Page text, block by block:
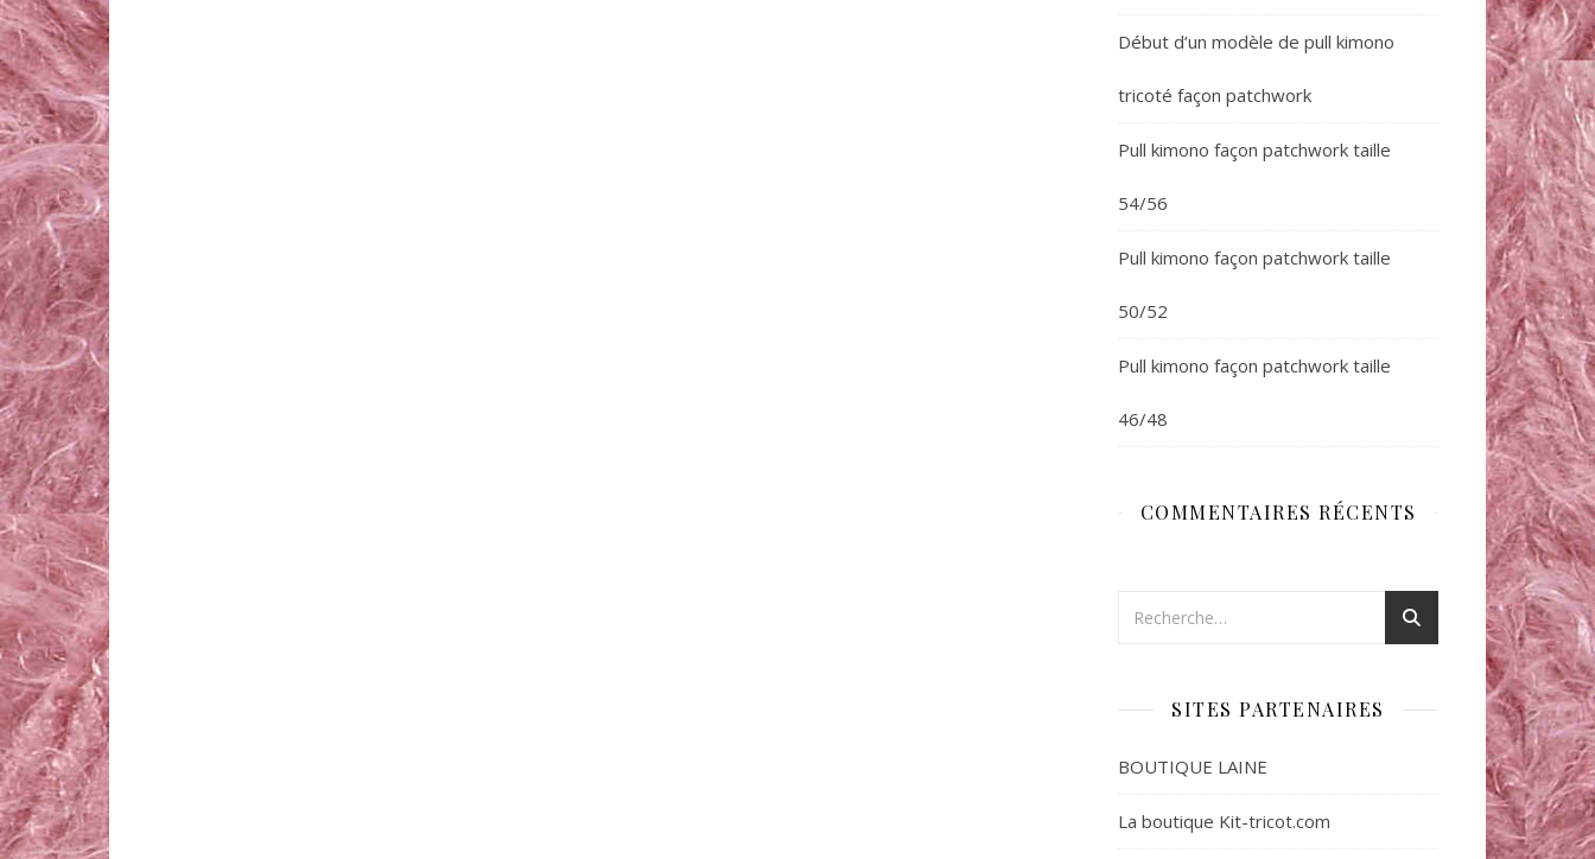
Début d’un modèle de pull kimono
tricoté façon patchwork
Pull kimono façon patchwork taille
54/56
Pull kimono façon patchwork taille
50/52
Pull kimono façon patchwork taille
46/48
COMMENTAIRES RÉCENTS
SITES PARTENAIRES
BOUTIQUE LAINE
La boutique Kit-tricot.com